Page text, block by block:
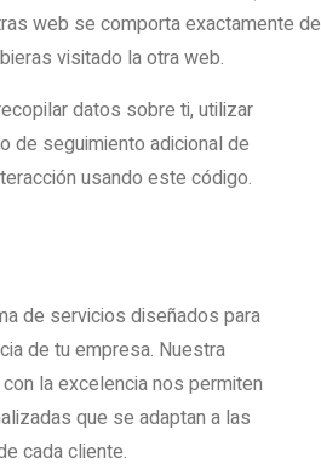
web se comporta exactamente de
visitado la otra web.
datos sobre ti, utilizar
de seguimiento adicional de
usando este código.
de servicios diseñados para
de tu empresa. Nuestra
la excelencia nos permiten
que se adaptan a las
cada cliente.